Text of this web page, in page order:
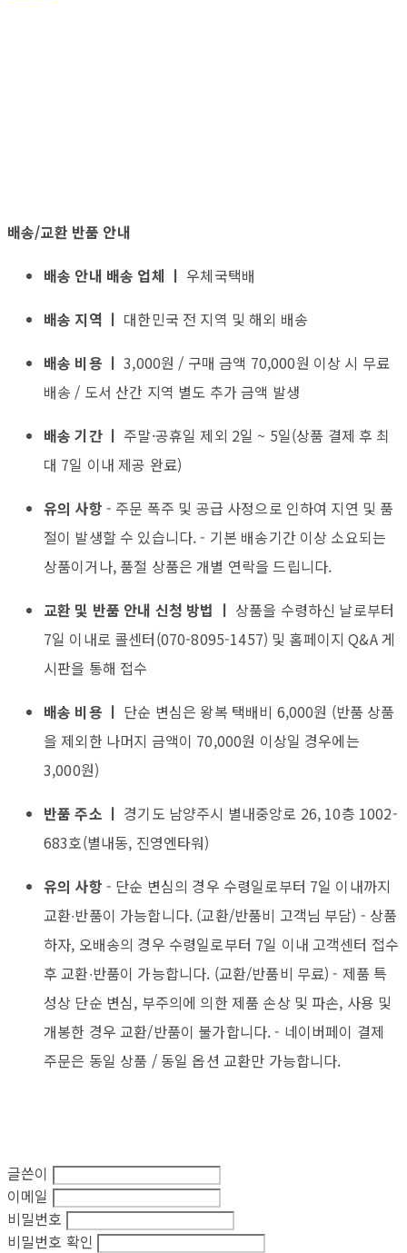
배송/교환 반품 안내
배송 안내 배송 업체 ㅣ 우체국택배
배송 지역 ㅣ 대한민국 전 지역 및 해외 배송
배송 비용 ㅣ3,000원 / 구매 금액 70,000원 이상 시 무료
배송 / 도서 산간 지역 별도 추가 금액 발생
배송 기간 ㅣ 주말·공휴일 제외 2일 ~ 5일(상품 결제 후 최
대 7일 이내 제공 완료)
유의 사항 - 주문 폭주 및 공급 사정으로 인하여 지연 및 품
절이 발생할 수 있습니다. - 기본 배송기간 이상 소요되는
상품이거나, 품절 상품은 개별 연락을 드립니다.
교환 및 반품 안내 신청 방법 ㅣ 상품을 수령하신 날로부터
7일 이내로 콜센터(070-8095-1457) 및 홈페이지 Q&A 게
시판을 통해 접수
배송 비용 ㅣ 단순 변심은 왕복 택배비 6,000원 (반품 상품
을 제외한 나머지 금액이 70,000원 이상일 경우에는
3,000원)
반품 주소 ㅣ 경기도 남양주시 별내중앙로 26, 10층 1002-
683호(별내동, 진영엔타워)
유의 사항 - 단순 변심의 경우 수령일로부터 7일 이내까지
교환∙반품이 가능합니다. (교환/반품비 고객님 부담) - 상품
하자, 오배송의 경우 수령일로부터 7일 이내 고객센터 접수
후 교환∙반품이 가능합니다. (교환/반품비 무료) - 제품 특
성상 단순 변심, 부주의에 의한 제품 손상 및 파손, 사용 및
개봉한 경우 교환/반품이 불가합니다. - 네이버페이 결제
주문은 동일 상품 / 동일 옵션 교환만 가능합니다.
글쓴이
이메일
비밀번호
비밀번호 확인